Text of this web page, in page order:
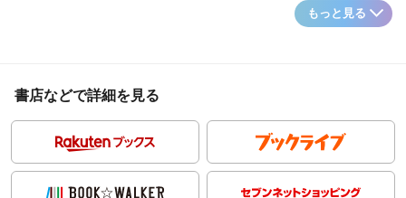
もっと見る
書店などで詳細を見る